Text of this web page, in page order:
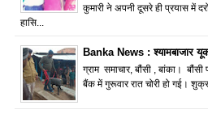
कुमारी ने अपनी दूसरे ही प्रयास में
हासि...
Banka News : श्यामबाजार
ग्राम समाचार, बौंसी , बांका।
बैंक में गुरूवार रात चोरी हो गई।